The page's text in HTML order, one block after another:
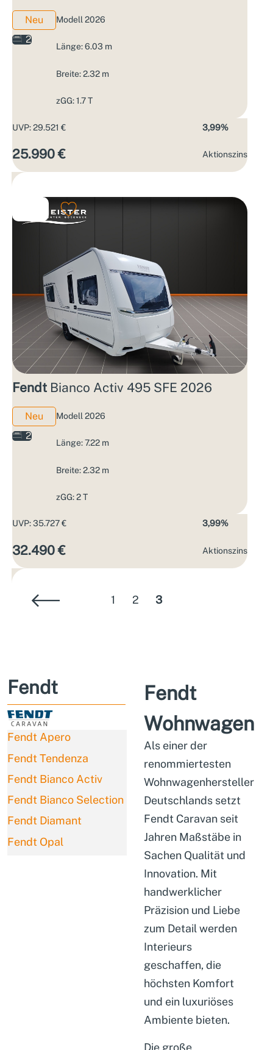
Neu
2
Modell 2026
Länge: 6.03 m
Breite: 2.32 m
zGG: 1.7 T
UVP: 29.521 €
25.990 €
3,99%
Aktions­zins
Fendt Bianco Activ 495 SFE 2026
Neu
2
Modell 2026
Länge: 7.22 m
Breite: 2.32 m
zGG: 2 T
UVP: 35.727 €
32.490 €
3,99%
Aktions­zins
1 2 3
Fendt
Fendt Apero
Fendt Tendenza
Fendt Bianco Activ
Fendt Bianco Selection
Fendt Diamant
Fendt Opal
Fendt
Wohnwagen
Als einer der
renommiertesten
Wohnwagenhersteller
Deutschlands setzt
Fendt Caravan seit
Jahren Maßstäbe in
Sachen Qualität und
Innovation. Mit
handwerklicher
Präzision und Liebe
zum Detail werden
Interieurs
geschaffen, die
höchsten Komfort
und ein luxuriöses
Ambiente bieten.
Die große